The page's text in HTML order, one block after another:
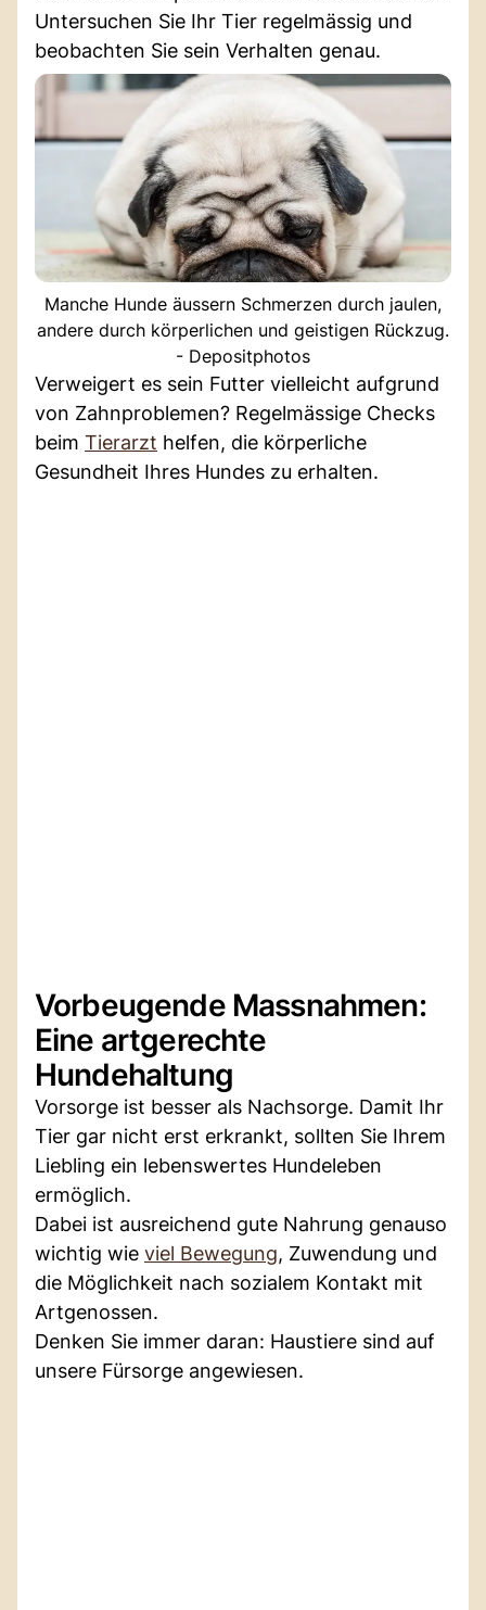
Untersuchen Sie Ihr Tier regelmässig und
beobachten Sie sein Verhalten genau.
Manche Hunde äussern Schmerzen durch jaulen,
andere durch körperlichen und geistigen Rückzug.
- Depositphotos
Verweigert es sein Futter vielleicht aufgrund
von Zahnproblemen? Regelmässige Checks
beim Tierarzt helfen, die körperliche
Gesundheit Ihres Hundes zu erhalten.
Vorbeugende Massnahmen:
Eine artgerechte
Hundehaltung
Vorsorge ist besser als Nachsorge. Damit Ihr
Tier gar nicht erst erkrankt, sollten Sie Ihrem
Liebling ein lebenswertes Hundeleben
ermöglich.
Dabei ist ausreichend gute Nahrung genauso
wichtig wie viel Bewegung, Zuwendung und
die Möglichkeit nach sozialem Kontakt mit
Artgenossen.
Denken Sie immer daran: Haustiere sind auf
unsere Fürsorge angewiesen.